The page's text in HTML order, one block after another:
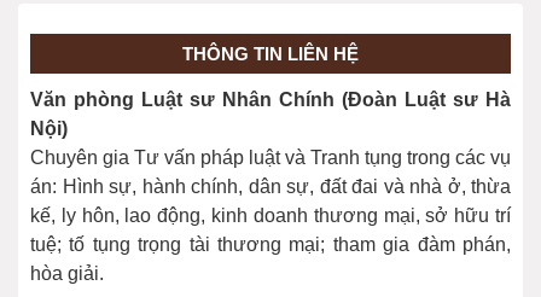
THÔNG TIN LIÊN HỆ
Văn phòng Luật sư Nhân Chính (Đoàn Luật sư Hà
Nội)
Chuyên gia Tư vấn pháp luật và Tranh tụng trong các vụ
án: Hình sự, hành chính, dân sự, đất đai và nhà ở, thừa
kế, ly hôn, lao động, kinh doanh thương mại, sở hữu trí
tuệ; tố tụng trọng tài thương mại; tham gia đàm phán,
hòa giải.